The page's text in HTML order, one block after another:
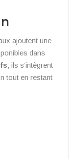
ajoutent une
dans
, ils s’intègrent
tout en restant